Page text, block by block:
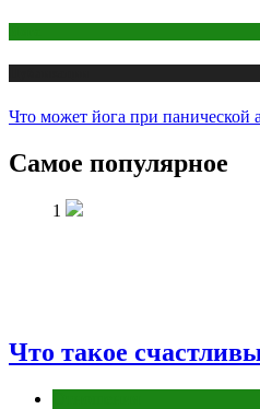
Что может йога при панической
Самое популярное
1
Что такое